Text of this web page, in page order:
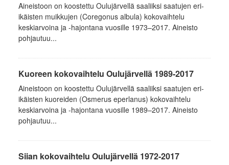
Aineistoon on koostettu Oulujärvellä saaliiksi saatujen eri-
ikäisten muikkujen (Coregonus albula) kokovaihtelu
keskiarvoina ja -hajontana vuosille 1973–2017. Aineisto
pohjautuu...
Kuoreen kokovaihtelu Oulujärvellä 1989-2017
Aineistoon on koostettu Oulujärvellä saaliiksi saatujen eri-
ikäisten kuoreiden (Osmerus eperlanus) kokovaihtelu
keskiarvoina ja -hajontana vuosille 1989–2017. Aineisto
pohjautuu...
Siian kokovaihtelu Oulujärvellä 1972-2017